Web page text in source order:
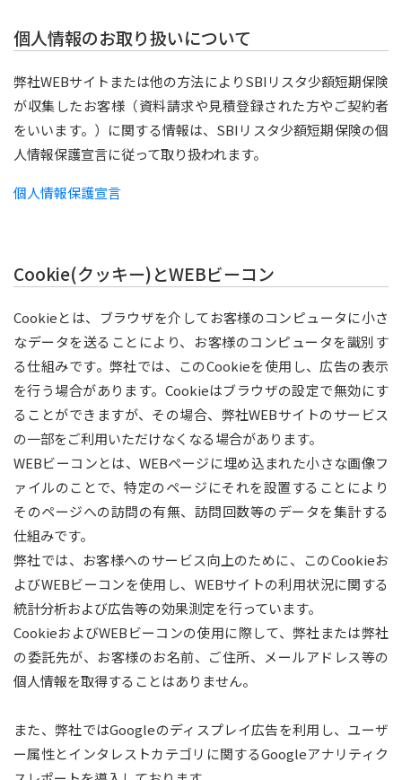
個人情報のお取り扱いについて
弊社WEBサイトまたは他の方法によりSBIリスタ少額短期保険
が収集したお客様（資料請求や見積登録された方やご契約者
をいいます。）に関する情報は、SBIリスタ少額短期保険の個
人情報保護宣言に従って取り扱われます。
個人情報保護宣言
Cookie(クッキー)とWEBビーコン
Cookieとは、ブラウザを介してお客様のコンピュータに小さ
なデータを送ることにより、お客様のコンピュータを識別す
る仕組みです。弊社では、このCookieを使用し、広告の表示
を行う場合があります。Cookieはブラウザの設定で無効にす
ることができますが、その場合、弊社WEBサイトのサービス
の一部をご利用いただけなくなる場合があります。
WEBビーコンとは、WEBページに埋め込まれた小さな画像フ
ァイルのことで、特定のページにそれを設置することにより
そのページへの訪問の有無、訪問回数等のデータを集計する
仕組みです。
弊社では、お客様へのサービス向上のために、このCookieお
よびWEBビーコンを使用し、WEBサイトの利用状況に関する
統計分析および広告等の効果測定を行っています。
CookieおよびWEBビーコンの使用に際して、弊社または弊社
の委託先が、お客様のお名前、ご住所、メールアドレス等の
個人情報を取得することはありません。
また、弊社ではGoogleのディスプレイ広告を利用し、ユーザ
ー属性とインタレストカテゴリに関するGoogleアナリティク